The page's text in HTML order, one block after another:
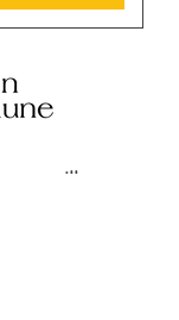
un village,